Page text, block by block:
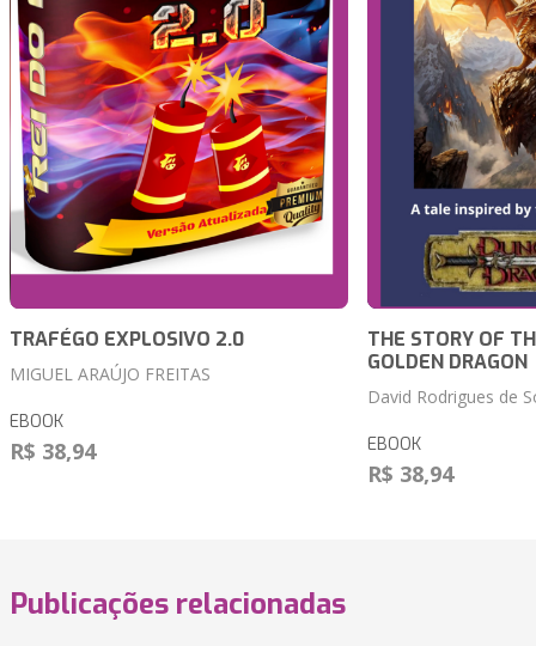
TRAFÉGO EXPLOSIVO 2.0
MIGUEL ARAÚJO FREITAS
EBOOK
R$ 38,94
THE STORY OF
GOLDEN DRAGON
David Rodrigues de
EBOOK
R$ 38,94
Publicações relacionadas